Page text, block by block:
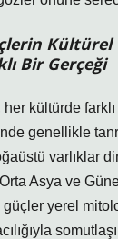
Kültürel
Bir Gerçeği
kültürde
genellikle
varlıklar
Asya ve
yerel